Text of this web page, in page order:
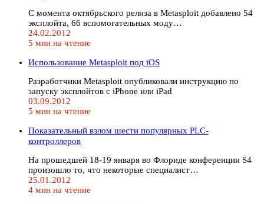
С момента октябрьского релиза в Metasploit добавлено 54
эксплойта, 66 вспомогательных моду…
24.02.2012
5 мин на чтение
Использование Metasploit под iOS
Разработчики Metasploit опубликовали инструкцию по
запуску эксплойтов с iPhone или iPad
03.09.2012
5 мин на чтение
Показательный взлом шести популярных PLC-
контроллеров
На прошедшей 18-19 января во Флориде конференции S4
произошло то, что некоторые специалист…
25.01.2012
4 мин на чтение